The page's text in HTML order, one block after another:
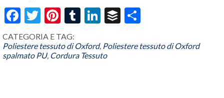
Facebook
Twitter
Pinterest
Tumblr
LinkedIn
Buffer
CATEGORIA E TAG:
Poliestere tessuto di Oxford, Poliestere tessuto di Oxford
spalmato PU, Cordura Tessuto